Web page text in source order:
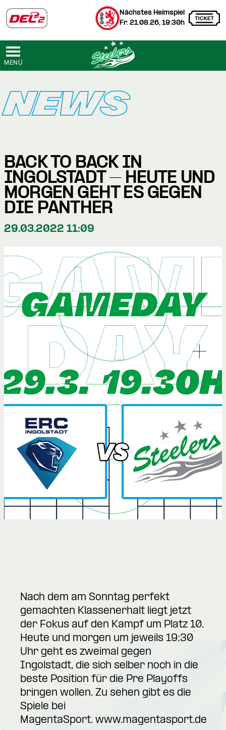
Nächstes Heimspiel
Fr. 21.08.26, 19:30h
MENÜ
NEWS
BACK TO BACK IN
INGOLSTADT – HEUTE UND
MORGEN GEHT ES GEGEN
DIE PANTHER
29.03.2022 11:09
Nach dem am Sonntag perfekt
gemachten Klassenerhalt liegt jetzt
der Fokus auf den Kampf um Platz 10.
Heute und morgen um jeweils 19:30
Uhr geht es zweimal gegen
Ingolstadt, die sich selber noch in die
beste Position für die Pre Playoffs
bringen wollen. Zu sehen gibt es die
Spiele bei
MagentaSport. www.magentasport.de